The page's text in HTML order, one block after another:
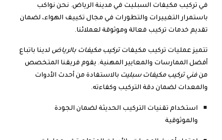
في تركيب مكيفات السبليت في مدينة الرياض. نحن نواكب
باستمرار التغييرات والتطورات في مجال تكييف الهواء، لضمان
تقديم خدمات تركيب فعالة وموثوقة لعملائنا.
تتميز عمليات تركيب مكيفاتتركيب مكيفات بالرياض لدينا باتباع
أفضل الممارسات والمعايير المهنية. يقوم فريقنا المتخصص
منفني تركيب مكيفات سبليت بالاستفادة من أحدث الأدوات
والمعدات لضمان دقة التركيب وكفاءته.
استخدام تقنيات التركيب الحديثة لضمان الجودة
والموثوقية